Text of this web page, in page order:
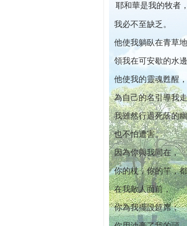
耶和華是我的牧者，
我必不至缺乏。
他使我躺臥在青草地
領我在可安歇的水邊
他使我的靈魂甦醒，
為自己的名引導我走
我雖然行過死蔭的幽
也不怕遭害。
因為你與我同在，
你的杖，你的竿，
在我敵人面前，
你為我擺設筵席；
本院自開幕迄今已篩檢出1700位